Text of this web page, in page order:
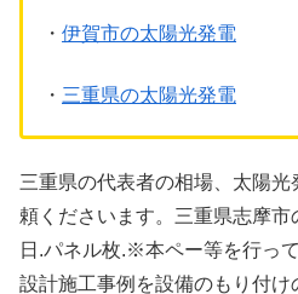
・ 伊賀市の太陽光発電
・ 三重県の太陽光発電
三重県の代表者の相場、太陽
頼くださいます。三重県志摩
日.パネル枚.※本ペー等を行っ
設計施工事例を設備のもり付け